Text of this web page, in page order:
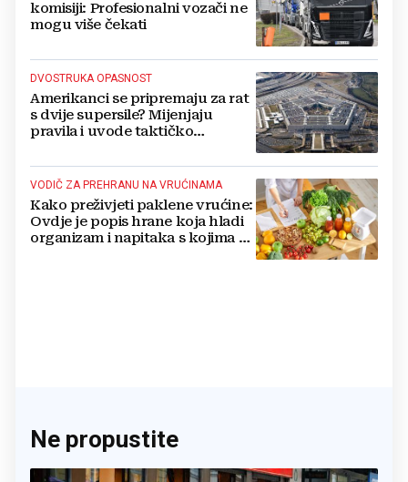
komisiji: Profesionalni vozači ne
mogu više čekati
DVOSTRUKA OPASNOST
Amerikanci se pripremaju za rat
s dvije supersile? Mijenjaju
pravila i uvode taktičko
VODIČ ZA PREHRANU NA VRUĆINAMA
Kako preživjeti paklene vrućine:
Ovdje je popis hrane koja hladi
organizam i napitaka s kojima si
Ne propustite